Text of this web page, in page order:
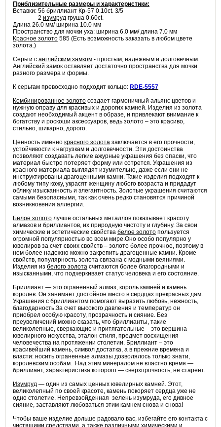
Приблизительные размеры и характеристики:
Вставки: 56 бриллиант Кр-57 0.10ct. 3/5
2 изумруд груша 0.60ct.
Длина 26.0 мм/ ширина 10.0 мм
Пространство для мочки уха: ширина 6.0 мм/ длина 7.0 мм
Красное золото 585 (Есть возможность заказать в любом цвете
золота.)
Серьги с английским замком - простым, надежным и долговечным.
Английский замок оставляет достаточно пространства для мочки
разного размера и формы.
К серьгам превосходно подходит кольцо: RDE-5557
Комбинированное золото создает гармоничный альянс цветов и
нужную оправу для красивых и дорогих камней. Изделия из золота
создают необходимый акцент в образе, и привлекают внимание к
богатству и роскоши аксессуаров, ведь золото – это красиво,
стильно, шикарно, дорого.
Ценность именно красного золота заключается в его прочности,
устойчивости к нагрузкам и долговечности. Эти достоинства
позволяют создавать легкие ажурные украшения без опаски, что
материал быстро потеряет форму или сотрется. Украшения из
красного материала выглядят изумительно, даже если они не
инструктированы драгоценными камни. Такие изделия подходят к
любому типу кожу, украсят женщину любого возраста и придадут
облику изысканность и элегантность. Золотые украшения считаются
самыми безопасными, так как очень редко становятся причиной
возникновения аллергии.
Белое золото лучше остальных металлов показывает красоту
алмазов и бриллиантов, их природную чистоту и глубину. За свои
химические и эстетические свойства белое золото пользуется
огромной популярностью во всем мире.Оно особо популярно у
ювелиров за счет своих свойств – золото более прочное, поэтому в
нем более надежно можно закрепить драгоценные камни. Кроме
свойств, популярность золота связана с модными веяниями.
Изделия из белого золота считаются более благородными и
изысканными, что подчеркивает статус человека и его состояние.
Бриллиант — это ограненный алмаз, король камней и камень
королев. Он занимает достойное место в сердцах прекрасных дам.
Украшения с бриллиантом помогают выразить любовь, нежность,
благодарность.За счет высокого давления и температур он
приобрел особую красоту, прозрачность и сияние. Без
преувеличений можно сказать, что бриллианты, такие
великолепные, сверкающие и притягательные – это вершина
ювелирного искусства, эталон стиля, предмет восхищения
человечества на протяжении столетии. Бриллиант – это
красивейший камень, символ достатка, а в прежние времена и
власти: носить ограненные алмазы дозволялось только знати,
королевским особам. Над этим минералом не властно время —
бриллиант, характеристика которого — сверхпрочность, не стареет.
Изумруд — один из самых ценных ювелирных камней. Этот,
великолепный по своей красоте, камень покоряет сердца уже не
одно столетие. Непревзойденная зелень изумруда, его дивное
сияние, заставляют любоваться этим камнем снова и снова!
Чтобы ваше изделие дольше радовало вас, избегайте его контакта с